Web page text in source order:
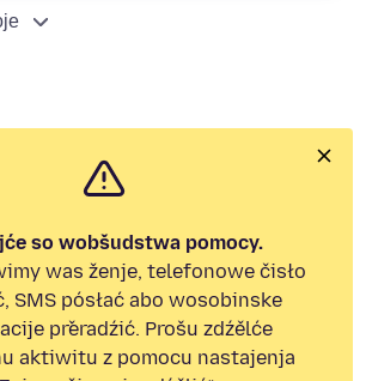
so wobšudstwa pomocy.
was ženje, telefonowe čisło
SMS pósłać abo wosobinske
přeradźić. Prošu zdźělće
aktiwitu z pomocu nastajenja